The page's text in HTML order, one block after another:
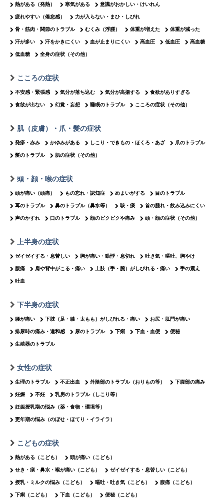
熱がある（発熱） 寒気がある 意識がおかしい・けいれん
疲れやすい（倦怠感） 力が入らない・まひ・しびれ
骨・筋肉・関節のトラブル むくみ（浮腫） 体重が増えた 体重が減った
汗が多い 汗をかきにくい 血が止まりにくい 高血圧 低血圧 高血糖
低血糖 全身の症状（その他）
こころの症状
不安感・緊張感 気分が落ち込む 気分が高揚する 食欲がありすぎる
食欲が出ない 幻覚・妄想 睡眠のトラブル こころの症状（その他）
肌（皮膚）・爪・髪の症状
発疹・赤み かゆみがある しこり・できもの・ほくろ・あざ 爪のトラブル
髪のトラブル 肌の症状（その他）
頭・顔・喉の症状
頭が痛い（頭痛） もの忘れ・認知症 めまいがする 目のトラブル
耳のトラブル 鼻のトラブル（鼻水等） 咳・痰 首の腫れ・飲み込みにくい
声のかすれ 口のトラブル 顔のピクピクや痛み 頭・顔の症状（その他）
上半身の症状
ゼイゼイする・息苦しい 胸が痛い・動悸・息切れ 吐き気・嘔吐、胸やけ
腹痛 肩や背中がこる・痛い 上肢（手・腕）がしびれる・痛い 手の震え
吐血
下半身の症状
腰が痛い 下肢（足・膝・太もも）がしびれる・痛い お尻・肛門が痛い
排尿時の痛み・違和感 尿のトラブル 下痢 下血・血便 便秘
生殖器のトラブル
女性の症状
生理のトラブル 不正出血 外陰部のトラブル（おりもの等） 下腹部の痛み
妊娠 不妊 乳房のトラブル（しこり等）
妊娠授乳期の悩み（薬・食物・環境等）
更年期の悩み（のぼせ・ほてり・イライラ）
こどもの症状
熱がある（こども） 頭が痛い（こども）
せき・痰・鼻水・喉が痛い（こども） ゼイゼイする・息苦しい（こども）
授乳・ミルクの悩み（こども） 嘔吐・吐き気（こども） 腹痛（こども）
下痢（こども） 下血（こども） 便秘（こども）